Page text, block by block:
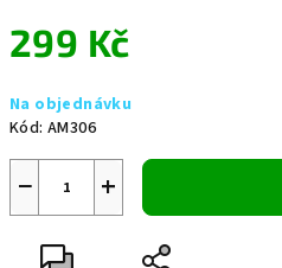
299 Kč
cena:
Na objednávku
Kód: AM306
+
−